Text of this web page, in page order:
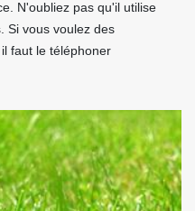
N'oubliez pas qu'il utilise
Si vous voulez des
faut le téléphoner